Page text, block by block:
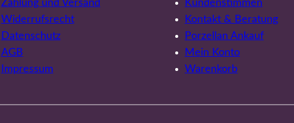
Zahlung und Versand
Widerrufsrecht
Datenschutz
AGB
Impressum
Kundenstimmen
Kontakt & Beratung
Porzellan Ankauf
Mein Konto
Warenkorb